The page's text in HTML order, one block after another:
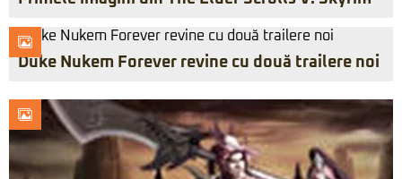
Duke Nukem Forever revine cu două trailere noi